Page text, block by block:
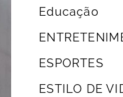
Educação
ESPORTES
ESTILO DE